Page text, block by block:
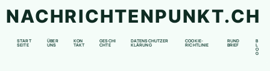
NACHRICHTENPUNKT.CH
START
SEITE
ÜBER
UNS
KON
TAKT
GESCHI
CHTE
DATENSCHUTZER
KLÄRUNG
COOKIE-
RICHTLINIE
RUND
BRIEF
B
L
O
G